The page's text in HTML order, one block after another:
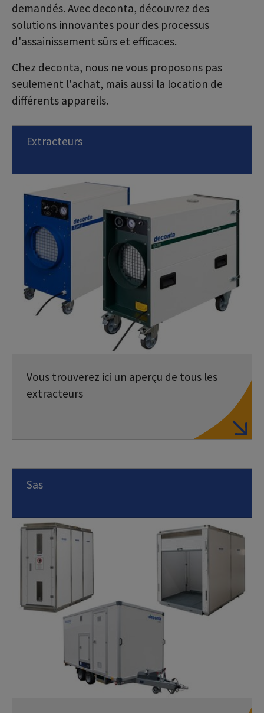
demandés. Avec deconta, découvrez des
solutions innovantes pour des processus
d'assainissement sûrs et efficaces.
Chez deconta, nous ne vous proposons pas
seulement l'achat, mais aussi la location de
différents appareils.
Extracteurs
Vous trouverez ici un aperçu de tous les
extracteurs
Sas